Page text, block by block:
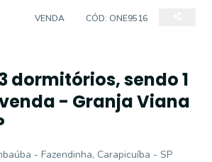
VENDA CÓD: ONE9516
dormitórios, sendo 1
- Granja Viana
- Fazendinha, Carapicuíba - SP